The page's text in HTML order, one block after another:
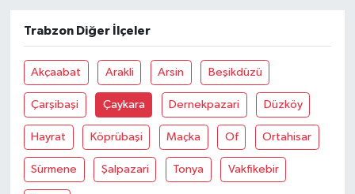
Trabzon Diğer İlçeler
Akçaabat Arakli Arsin Beşikdüzü
Çarşibaşi Çaykara Dernekpazari Düzköy
Hayrat Köprübaşi Maçka Of Ortahisar
Sürmene Şalpazari Tonya Vakfikebir